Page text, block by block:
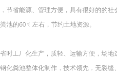
节省能源、管理方便，具有很好的的
池的60﹪左右，节约土地资源。
时工厂化生产，质轻、运输方便，场
化粪池整体化制作，技术领先，无裂